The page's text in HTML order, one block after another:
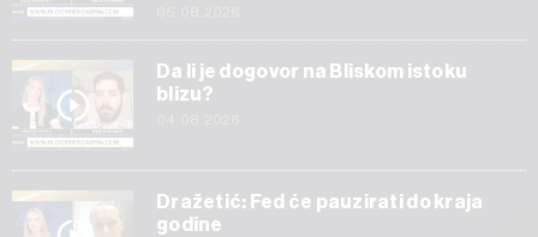
Da li je dogovor na Bliskom istoku
blizu?
Dražetić: Fed će pauzirati do kraja
godine